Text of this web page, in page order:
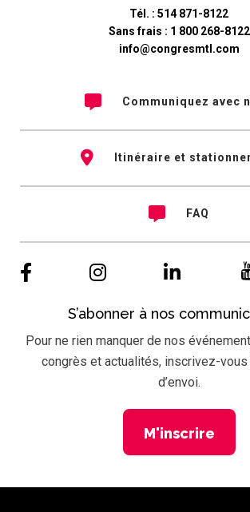
Tél. : 514 871-8122
Sans frais : 1 800 268-8122
info@congresmtl.com
Communiquez avec
Itinéraire et
FAQ
S’abonner à nos
Pour ne rien manquer de nos
congrès et actualités, inscrivez-
d’envoi.
M'inscrire